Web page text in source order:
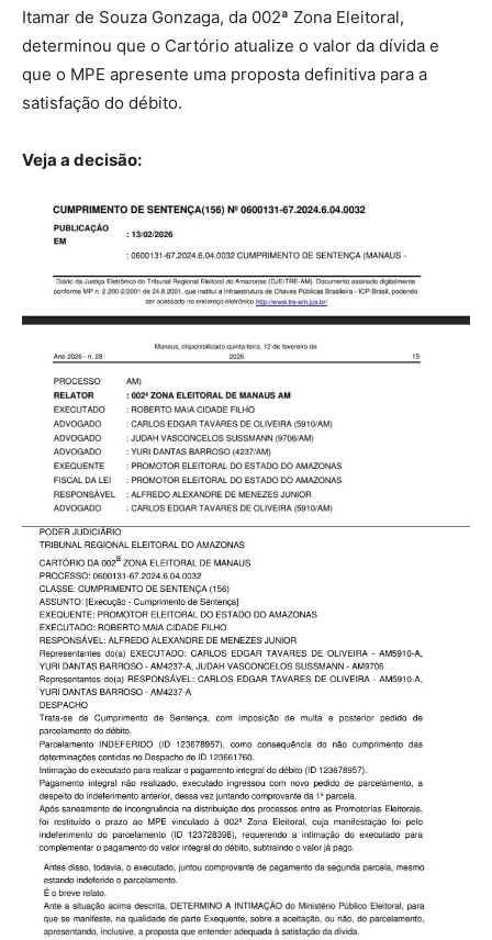
Itamar de Souza Gonzaga, da 002ª Zona Eleitoral,
determinou que o Cartório atualize o valor da dívida e
que o MPE apresente uma proposta definitiva para a
satisfação do débito.
Veja a decisão: